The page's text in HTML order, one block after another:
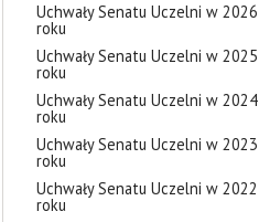
Uchwały Senatu Uczelni w 2026
roku
Uchwały Senatu Uczelni w 2025
roku
Uchwały Senatu Uczelni w 2024
roku
Uchwały Senatu Uczelni w 2023
roku
Uchwały Senatu Uczelni w 2022
roku